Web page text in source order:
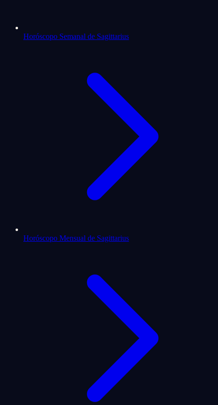
Horóscopo Semanal de Sagittarius
Horóscopo Mensual de Sagittarius